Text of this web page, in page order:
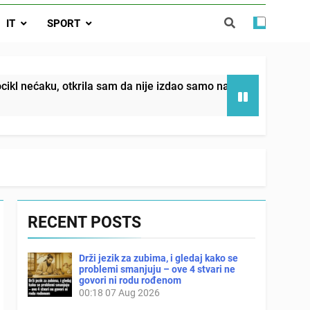
nije izdao samo našu kćer, nego je
sin već sutradan oženio ljubavnicom,
i da iza bolničkog stakla već čekaju
IT SPORT
sam da nije izdao samo našu kćer, nego je svojim
RECENT POSTS
Drži jezik za zubima, i gledaj kako se
problemi smanjuju – ove 4 stvari ne
govori ni rodu rođenom
00:18 07 Aug 2026